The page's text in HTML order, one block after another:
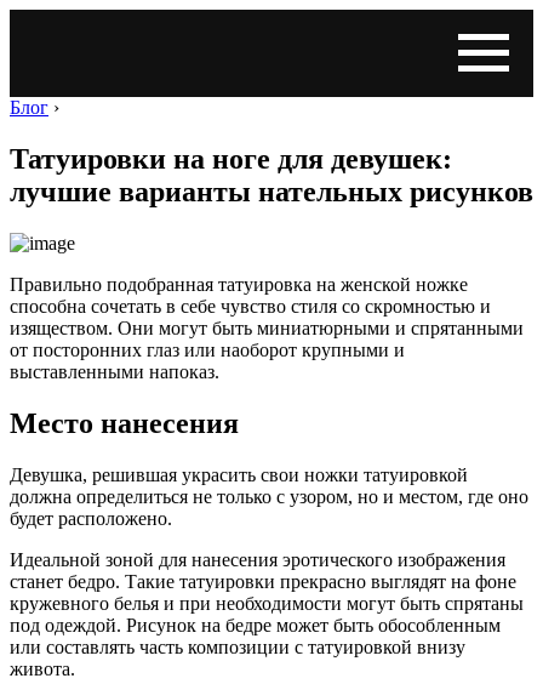
Блог ›
Татуировки на ноге для девушек:
лучшие варианты нательных рисунков
Правильно подобранная татуировка на женской ножке
способна сочетать в себе чувство стиля со скромностью и
изяществом. Они могут быть миниатюрными и спрятанными
от посторонних глаз или наоборот крупными и
выставленными напоказ.
Место нанесения
Девушка, решившая украсить свои ножки татуировкой
должна определиться не только с узором, но и местом, где оно
будет расположено.
Идеальной зоной для нанесения эротического изображения
станет бедро. Такие татуировки прекрасно выглядят на фоне
кружевного белья и при необходимости могут быть спрятаны
под одеждой. Рисунок на бедре может быть обособленным
или составлять часть композиции с татуировкой внизу
живота.